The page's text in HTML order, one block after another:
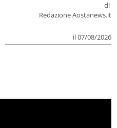
di
Redazione Aostanews.it
il 07/08/2026